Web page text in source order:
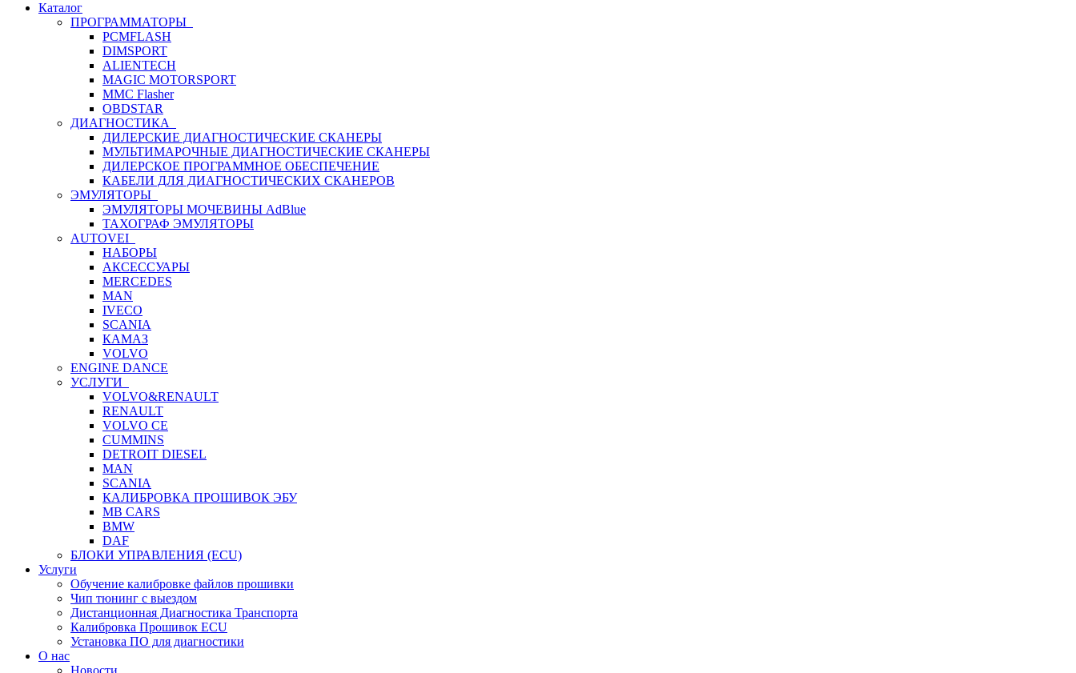
Каталог
ПРОГРАММАТОРЫ
PCMFLASH
DIMSPORT
ALIENTECH
MAGIC MOTORSPORT
MMC Flasher
OBDSTAR
ДИАГНОСТИКА
ДИЛЕРСКИЕ ДИАГНОСТИЧЕСКИЕ СКАНЕРЫ
МУЛЬТИМАРОЧНЫЕ ДИАГНОСТИЧЕСКИЕ СКАНЕРЫ
ДИЛЕРСКОЕ ПРОГРАММНОЕ ОБЕСПЕЧЕНИЕ
КАБЕЛИ ДЛЯ ДИАГНОСТИЧЕСКИХ СКАНЕРОВ
ЭМУЛЯТОРЫ
ЭМУЛЯТОРЫ МОЧЕВИНЫ АdBlue
ТАХОГРАФ ЭМУЛЯТОРЫ
AUTOVEI
НАБОРЫ
АКСЕССУАРЫ
MERCEDES
MAN
IVECO
SCANIA
КАМАЗ
VOLVO
ENGINE DANCE
УСЛУГИ
VOLVO&RENAULT
RENAULT
VOLVO CE
CUMMINS
DETROIT DIESEL
MAN
SCANIA
КАЛИБРОВКА ПРОШИВОК ЭБУ
MB CARS
BMW
DAF
БЛОКИ УПРАВЛЕНИЯ (ECU)
Услуги
Обучение калибровке файлов прошивки
Чип тюнинг с выездом
Дистанционная Диагностика Транспорта
Калибровка Прошивок ECU
Установка ПО для диагностики
О нас
Новости